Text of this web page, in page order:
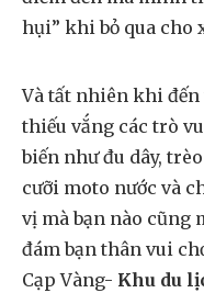
hụi” khi bỏ qua cho
Và tất nhiên khi đến
thiếu vắng các trò
biến như đu dây,
cưỡi moto nước và
vị mà bạn nào cũng
đám bạn thân vui
Cạp Vàng- Khu du